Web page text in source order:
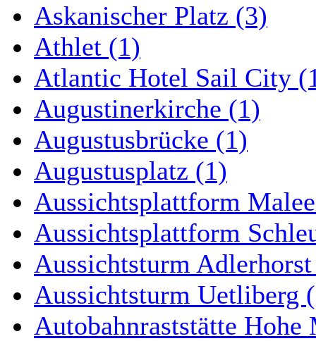
Askanischer Platz (3)
Athlet (1)
Atlantic Hotel Sail City
Augustinerkirche (1)
Augustusbrücke (1)
Augustusplatz (1)
Aussichtsplattform
Aussichtsplattform
Aussichtsturm
Aussichtsturm Uetliberg
Autobahnraststätte Hohe